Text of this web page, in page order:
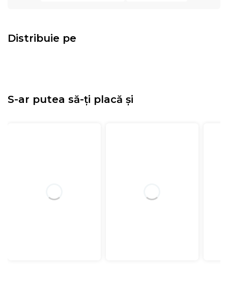
Distribuie pe
S-ar putea să-ți placă și